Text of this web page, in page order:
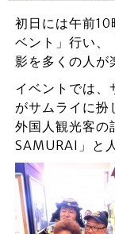
初日には午前10
ベント」行い
影を多くの人が
イベントでは、
がサムライに扮
外国人観光客
SAMURAI」と